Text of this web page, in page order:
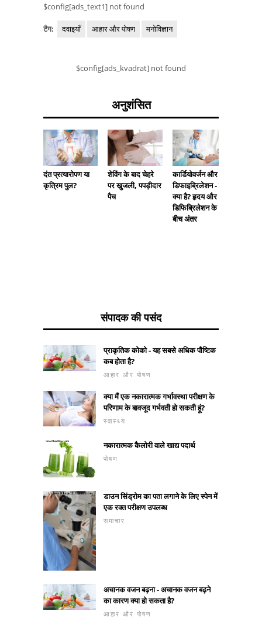
$config[ads_text1] not found
टैग: दवाइयाँ आहार और पोषण मनोविज्ञान
$config[ads_kvadrat] not found
अनुशंसित
दंत प्रत्यारोपण या
कृत्रिम पुल?
शेविंग के बाद चेहरे
पर खुजली, पपड़ीदार
पैच
कार्डियोवर्जन और
डिफाइब्रिलेशन - यह
क्या है? हृदय और
डिफिब्रिलेशन के
बीच अंतर
संपादक की पसंद
प्राकृतिक कोको - यह सबसे अधिक पौष्टिक
कब होता है?
आहार और पोषण
क्या मैं एक नकारात्मक गर्भावस्था परीक्षण के
परिणाम के बावजूद गर्भवती हो सकती हूं?
स्वास्थ्य
नकारात्मक कैलोरी वाले खाद्य पदार्थ
पोषण
डाउन सिंड्रोम का पता लगाने के लिए स्पेन में
एक रक्त परीक्षण उपलब्ध
समाचार
अचानक वजन बढ़ना - अचानक वजन बढ़ने
का कारण क्या हो सकता है?
आहार और पोषण